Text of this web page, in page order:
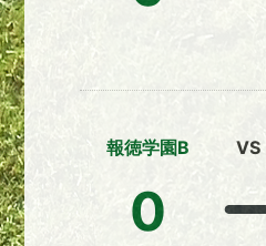
報徳学園B
0
VS